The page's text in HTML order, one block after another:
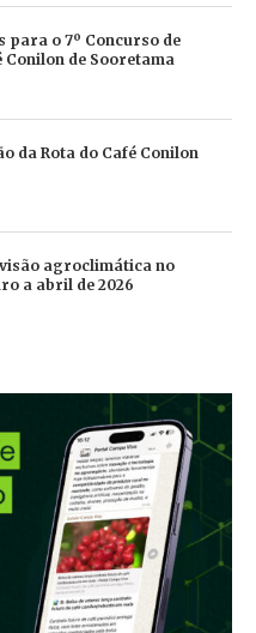
para o 7º Concurso de
Conilon de Sooretama
da Rota do Café Conilon
agroclimática no
a abril de 2026